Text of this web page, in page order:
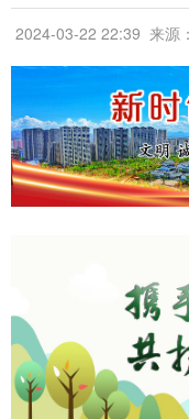
2024-03-22 22:39 来源